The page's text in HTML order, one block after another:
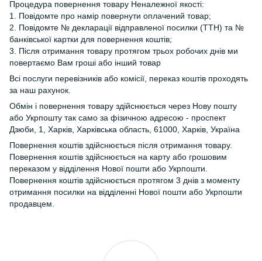
Процедура повернення товару Неналежної якості:
1. Повідомте про намір повернути оплачений товар;
2. Повідомте № декларації відправленої посилки (ТТН) та №
банківської картки для повернення коштів;
3. Після отримання товару протягом трьох робочих днів ми
повертаємо Вам гроші або інший товар
Всі послуги перевізників або комісії, переказ коштів проходять
за наш рахунок.
Обмін і повернення товару здійснюється через Нову пошту
або Укрпошту так само за фізичною адресою - проспект
Дзюби, 1, Харків, Харківська область, 61000, Харків, Україна
Повернення коштів здійснюється після отримання товару.
Повернення коштів здійснюється на карту або грошовим
переказом у відділення Нової пошти або Укрпошти.
Повернення коштів здійснюється протягом 3 днів з моменту
отримання посилки на відділенні Нової пошти або Укрпошти
продавцем.